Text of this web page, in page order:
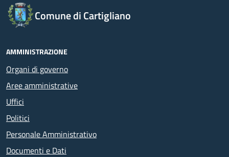
Comune di Cartigliano
AMMINISTRAZIONE
Organi di governo
Aree amministrative
Uffici
Politici
Personale Amministrativo
Documenti e Dati